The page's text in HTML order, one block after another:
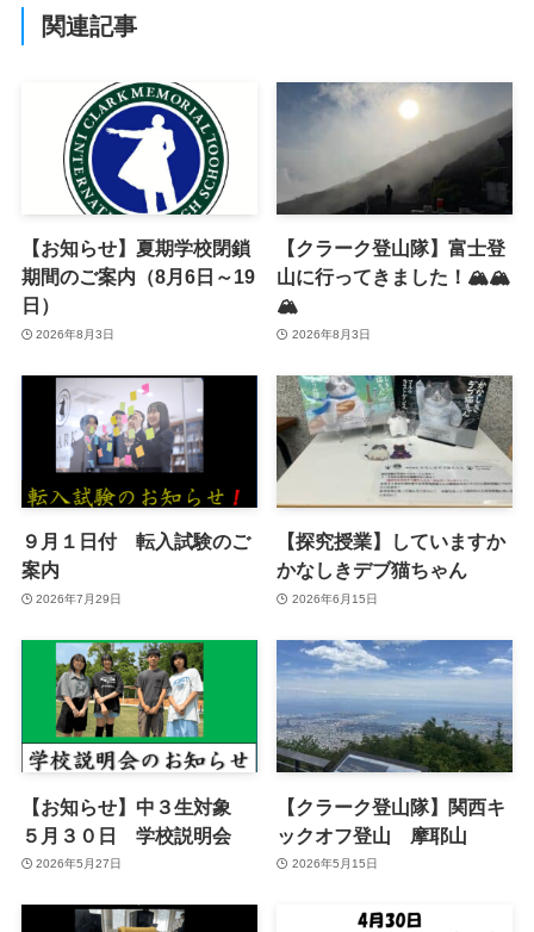
関連記事
【お知らせ】夏期学校閉鎖
期間のご案内（8月6日～19
日）
2026年8月3日
【クラーク登山隊】富士登
山に行ってきました！🏔️🏔️
🏔️
2026年8月3日
９月１日付 転入試験のご
案内
2026年7月29日
【探究授業】していますか
かなしきデブ猫ちゃん
2026年6月15日
【お知らせ】中３生対象
５月３０日 学校説明会
2026年5月27日
【クラーク登山隊】関西キ
ックオフ登山 摩耶山
2026年5月15日